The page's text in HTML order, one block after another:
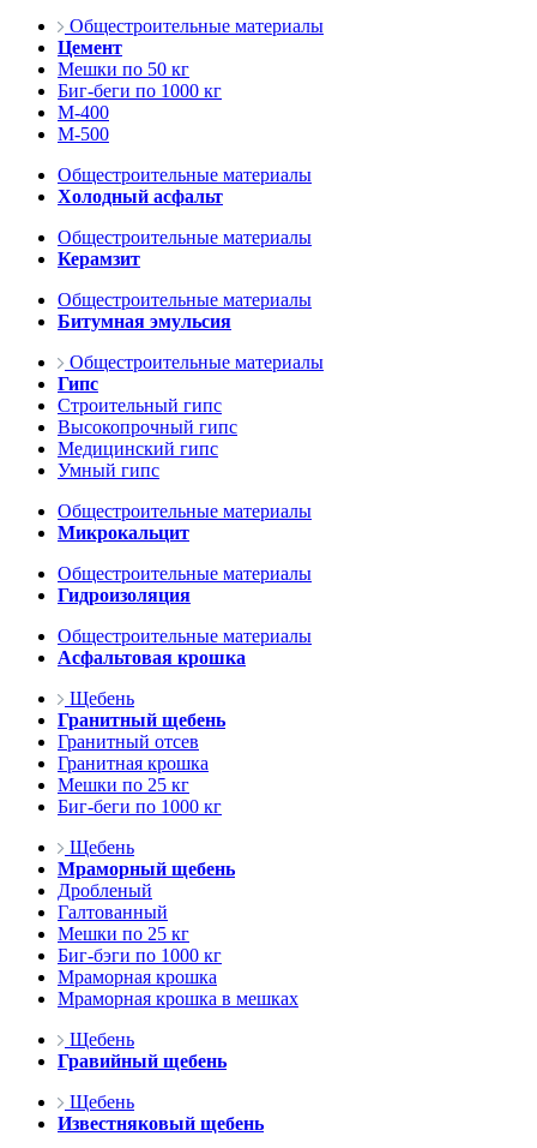
Общестроительные материалы
Цемент
Мешки по 50 кг
Биг-беги по 1000 кг
М-400
М-500
Общестроительные материалы
Холодный асфальт
Общестроительные материалы
Керамзит
Общестроительные материалы
Битумная эмульсия
Общестроительные материалы
Гипс
Строительный гипс
Высокопрочный гипс
Медицинский гипс
Умный гипс
Общестроительные материалы
Микрокальцит
Общестроительные материалы
Гидроизоляция
Общестроительные материалы
Асфальтовая крошка
Щебень
Гранитный щебень
Гранитный отсев
Гранитная крошка
Мешки по 25 кг
Биг-беги по 1000 кг
Щебень
Мраморный щебень
Дробленый
Галтованный
Мешки по 25 кг
Биг-бэги по 1000 кг
Мраморная крошка
Мраморная крошка в мешках
Щебень
Гравийный щебень
Щебень
Известняковый щебень